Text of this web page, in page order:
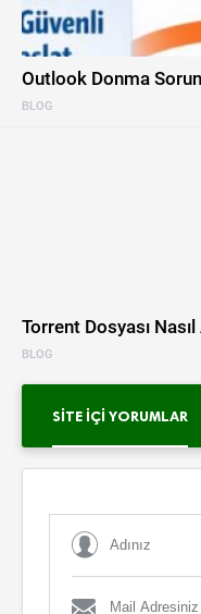
BLOG
Outlook Donma
BLOG
Torrent Dosyası Nasıl
SITE İÇI YORUMLAR